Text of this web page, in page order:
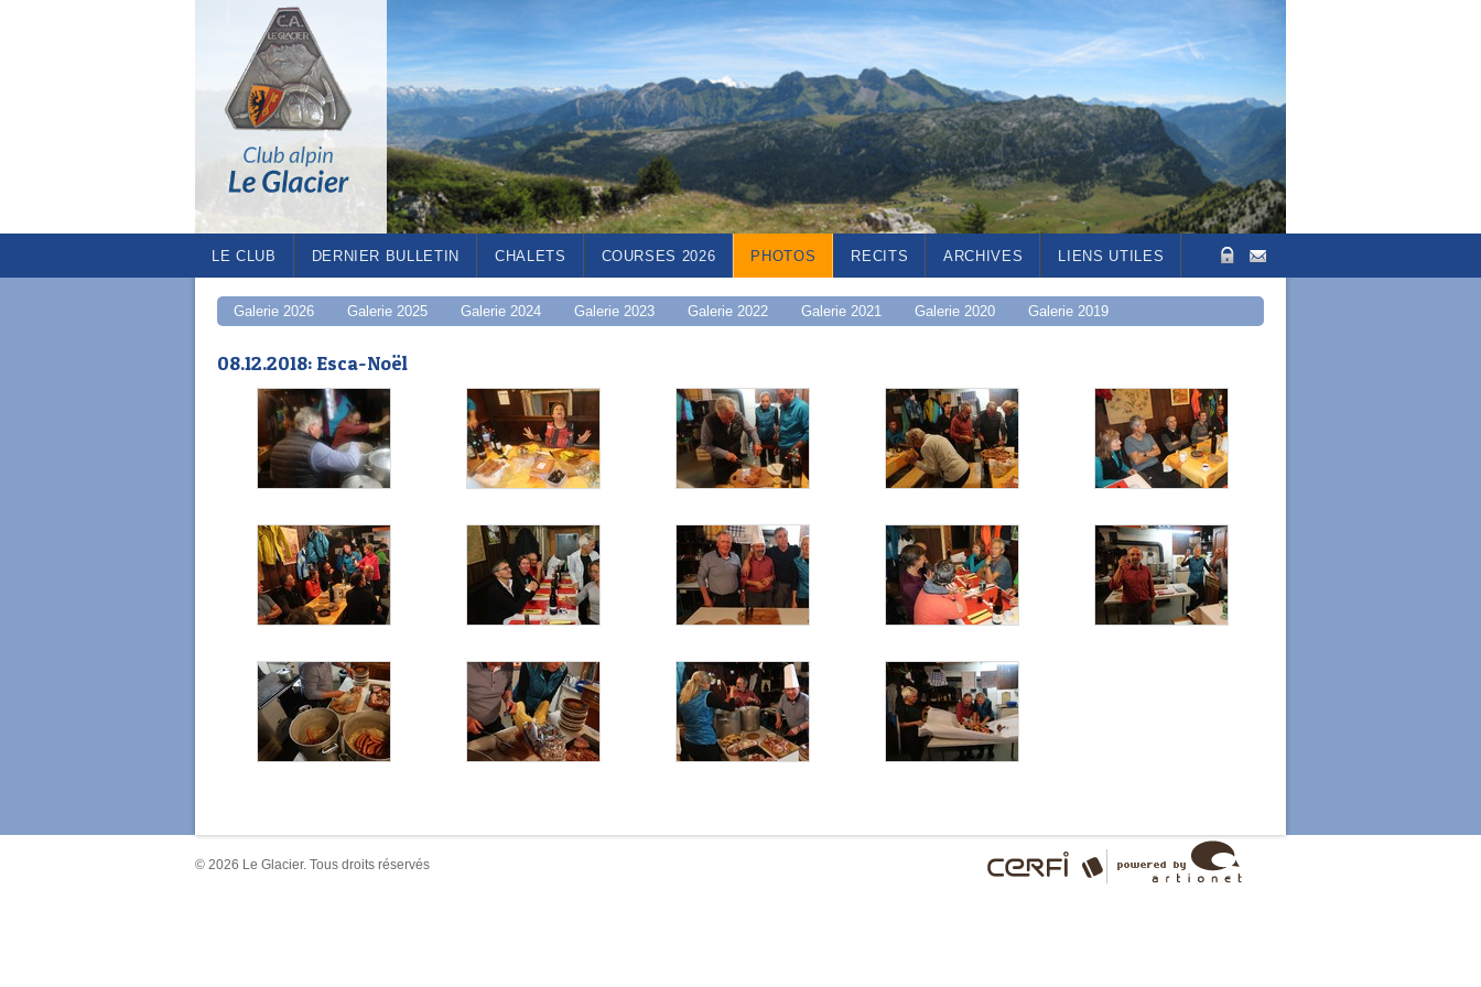
LE CLUB DERNIER BULLETIN CHALETS COURSES 2026 PHOTOS RECITS ARCHIVES LIENS UTILES
Galerie 2026 Galerie 2025 Galerie 2024 Galerie 2023 Galerie 2022 Galerie 2021 Galerie 2020 Galerie 2019
08.12.2018: Esca-Noël
© 2026 Le Glacier. Tous droits réservés